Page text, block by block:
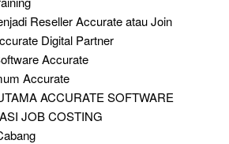
Reseller Accurate atau Join
Digital Partner
Accurate
Accurate
ACCURATE SOFTWARE
JOB COSTING